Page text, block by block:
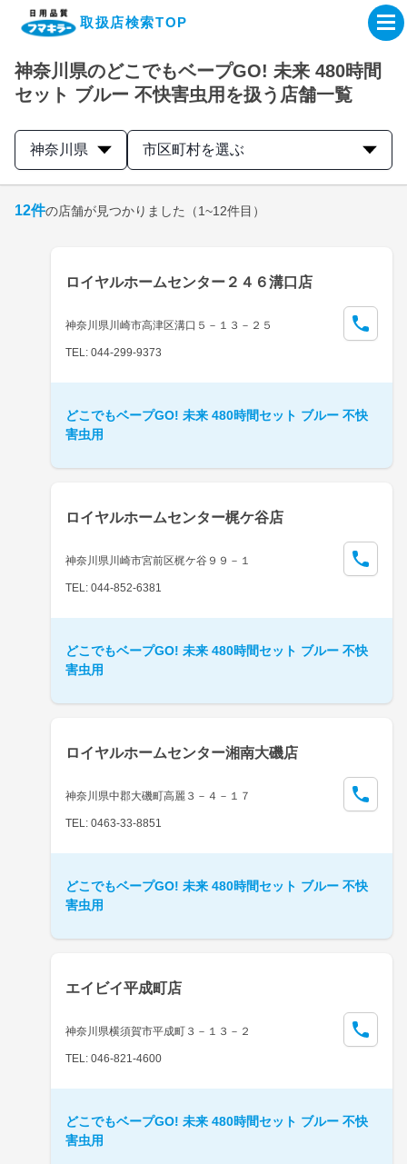
取扱店検索TOP
企業・IR情報サイト
製品情報サイト
取扱店検索はこちら
神奈川県のどこでもベープGO! 未来 480時間
セット ブルー 不快害虫用を扱う店舗一覧
神奈川県 市区町村を選ぶ
12件の店舗が見つかりました （1~12件目）
ロイヤルホームセンター２４６溝口店
神奈川県川崎市高津区溝口５－１３－２５
TEL: 044-299-9373
どこでもベープGO! 未来 480時間セット ブルー 不快
害虫用
ロイヤルホームセンター梶ケ谷店
神奈川県川崎市宮前区梶ケ谷９９－１
TEL: 044-852-6381
どこでもベープGO! 未来 480時間セット ブルー 不快
害虫用
ロイヤルホームセンター湘南大磯店
神奈川県中郡大磯町高麗３－４－１７
TEL: 0463-33-8851
どこでもベープGO! 未来 480時間セット ブルー 不快
害虫用
エイビイ平成町店
神奈川県横須賀市平成町３－１３－２
TEL: 046-821-4600
どこでもベープGO! 未来 480時間セット ブルー 不快
害虫用